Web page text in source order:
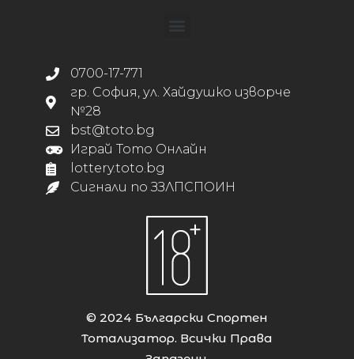
0700-17-771
гр. София, ул. Хайдушко изворче
№28
bst@toto.bg
Играй Тото Онлайн
lottery.toto.bg
Сигнали по ЗЗЛПСПОИН
© 2024 Български Спортен
Тотализатор. Всички Права